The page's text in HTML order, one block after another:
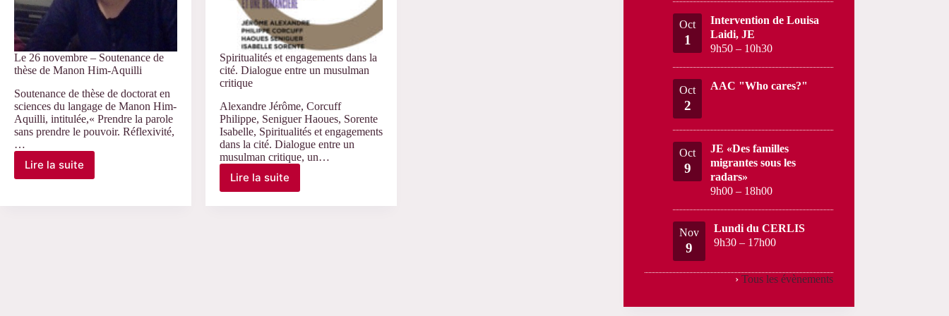
Le 26 novembre – Soutenance de
thèse de Manon Him-Aquilli
Soutenance de thèse de doctorat en
sciences du langage de Manon Him-
Aquilli, intitulée,« Prendre la parole
sans prendre le pouvoir. Réflexivité,
…
Lire la suite
Le
26
Spiritualités et engagements dans la
cité. Dialogue entre un musulman
critique
Alexandre Jérôme, Corcuff
Philippe, Seniguer Haoues, Sorente
Isabelle, Spiritualités et engagements
dans la cité. Dialogue entre un
musulman critique, un…
Lire la suite
Spiritualités
et
Oct
1
Intervention de Louisa
Laidi, JE
9h50 – 10h30
Oct
2
AAC "Who cares?"
Oct
9
JE «Des familles
migrantes sous les
radars»
9h00 – 18h00
Nov
9
Lundi du CERLIS
9h30 – 17h00
› Tous les évènements